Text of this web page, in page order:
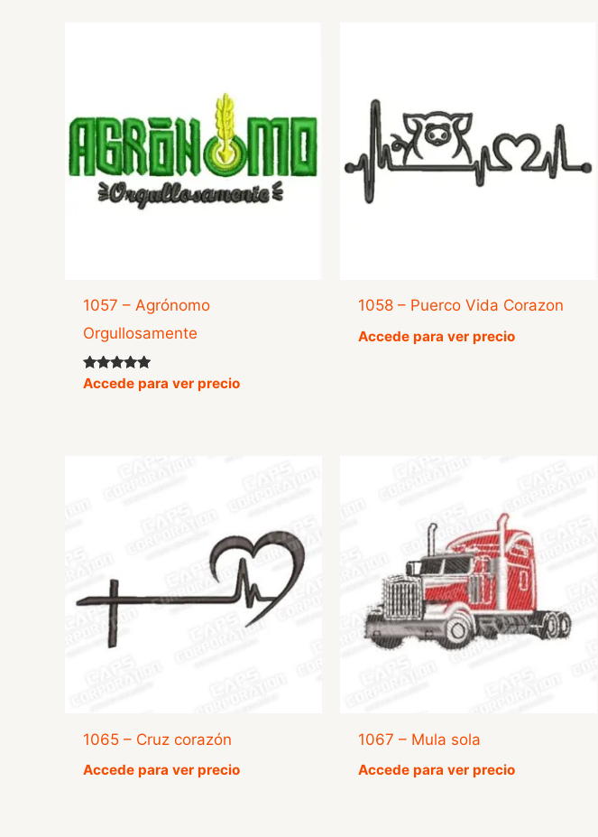
1057 – Agrónomo
Orgullosamente
Valorado
con
Accede para ver precio
1058 – Puerco Vida Corazon
Accede para ver precio
1065 – Cruz corazón
Accede para ver precio
1067 – Mula sola
Accede para ver precio